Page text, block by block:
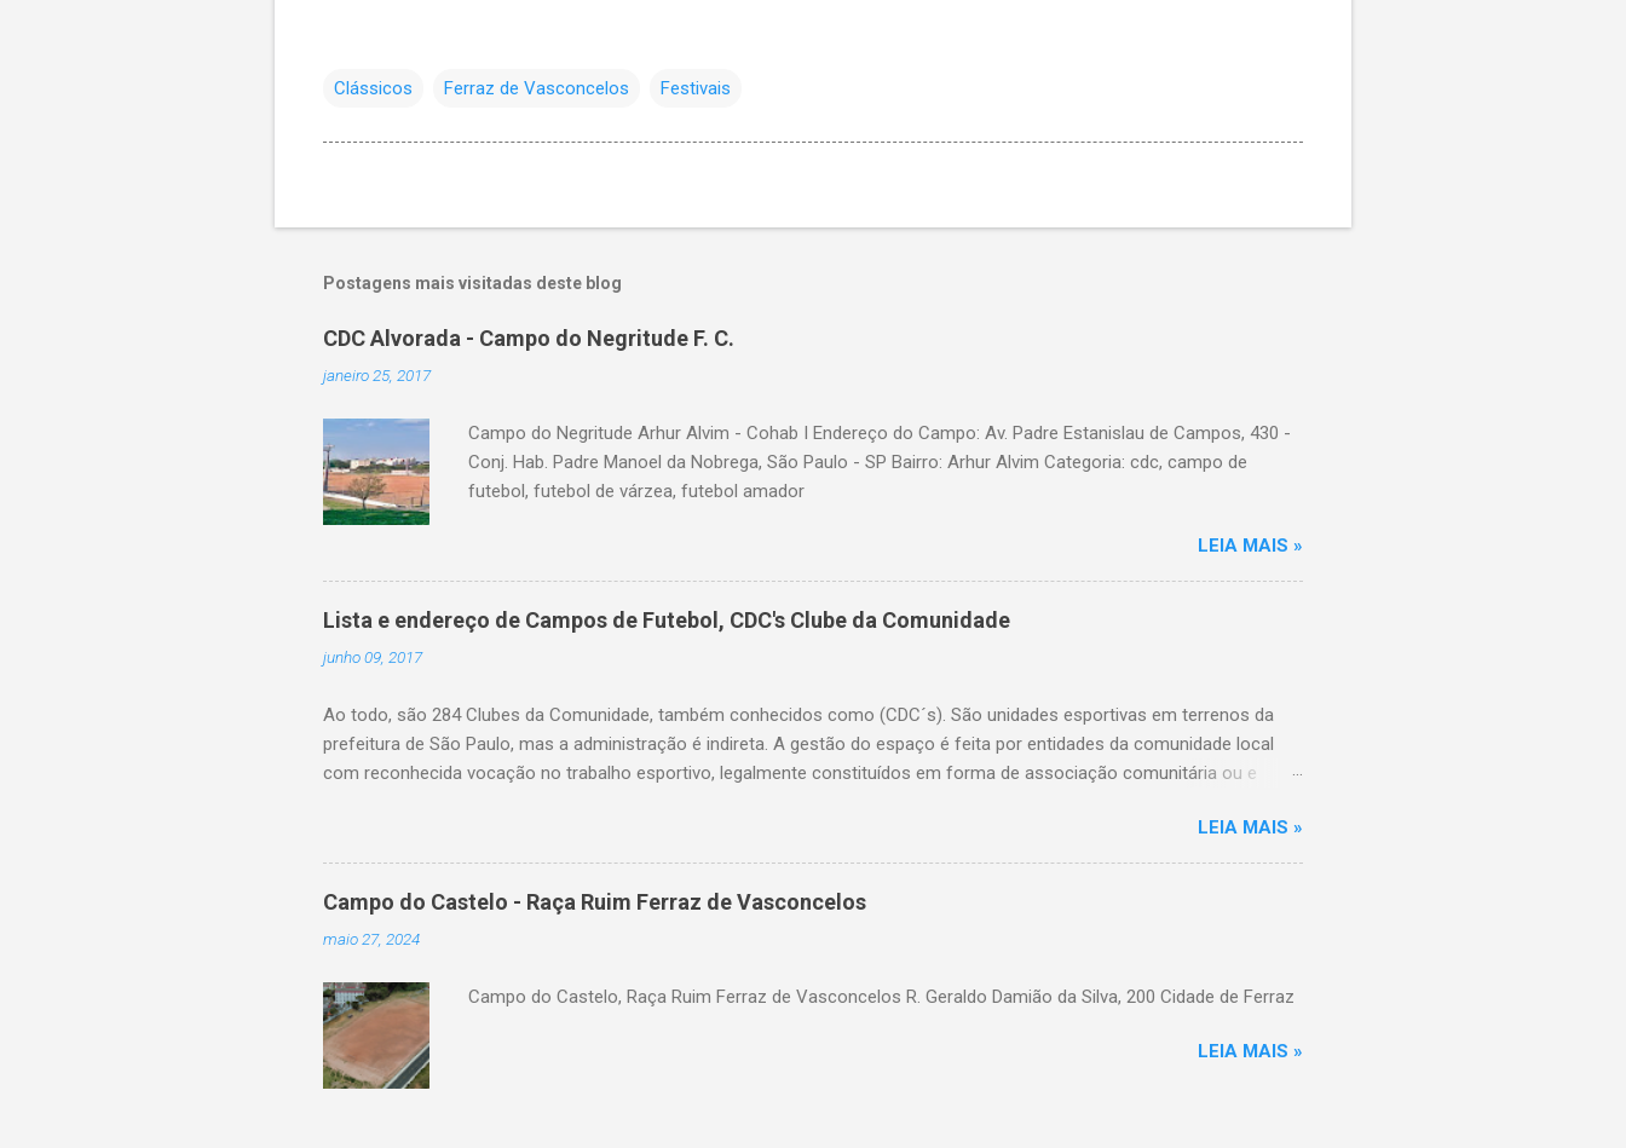
Clássicos Ferraz de Vasconcelos Festivais
Postagens mais visitadas deste blog
CDC Alvorada - Campo do Negritude F. C.
janeiro 25, 2017
Campo do Negritude Arhur Alvim - Cohab I Endereço do Campo: Av. Padre Estanislau de Campos, 430 -
Conj. Hab. Padre Manoel da Nobrega, São Paulo - SP Bairro: Arhur Alvim Categoria: cdc, campo de
futebol, futebol de várzea, futebol amador
LEIA MAIS »
Lista e endereço de Campos de Futebol, CDC's Clube da Comunidade
junho 09, 2017
Ao todo, são 284 Clubes da Comunidade, também conhecidos como (CDC´s). São unidades esportivas em terrenos da
prefeitura de São Paulo, mas a administração é indireta. A gestão do espaço é feita por entidades da comunidade local
com reconhecida vocação no trabalho esportivo, legalmente constituídos em forma de associação comunitária ou e
farão esta gestão, fiscaliza o uso, implementa políticas públicas e insere atividades no calendário destes espaços, além
de realizar reformas e intervenções na estrutura física quando necessário. Lista dos Clubes da Comunidade de São Paulo,
relação separados por bairros: - Aricanduva CDC Waldemar Moreno Rua Azevedo e Brito, 42 CDC Jardim Textil Rua
Balique, 99 CDC Angelo Roseli Rua Professora Alzira de Oliveira Gilioli, 10 A CDC Roberto Jorge Pça. Leão X, 130 CDC
Augusto Custódio da Silva (Bahia) Rua Conde de Frontin, s/nº ...
LEIA MAIS »
Campo do Castelo - Raça Ruim Ferraz de Vasconcelos
maio 27, 2024
Campo do Castelo, Raça Ruim Ferraz de Vasconcelos R. Geraldo Damião da Silva, 200 Cidade de Ferraz
LEIA MAIS »